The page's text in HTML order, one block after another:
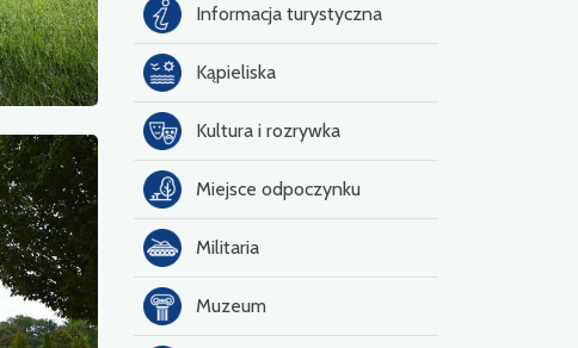
Informacja turystyczna
Kąpieliska
Kultura i rozrywka
Miejsce odpoczynku
Militaria
Muzeum